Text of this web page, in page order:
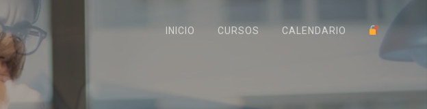
INICIO CURSOS CALENDARIO